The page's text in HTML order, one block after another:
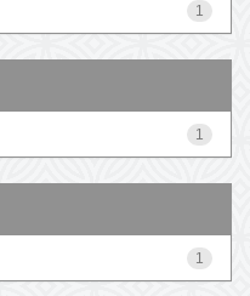
1
1
1